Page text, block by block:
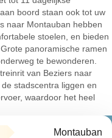
boord staan ook tot uw
naar Montauban hebben
stoelen, en bieden
panoramische ramen
te bewonderen.
van Beziers naar
stadscentra liggen en
waardoor het heel
Montauban